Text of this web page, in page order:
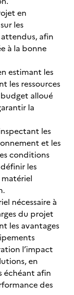
en
les
afin
à la bonne
estimant les
les ressources
alloué
la
les
et les
conditions
les
nécessaire à
du projet
les avantages
l’impact
en
échéant afin
des